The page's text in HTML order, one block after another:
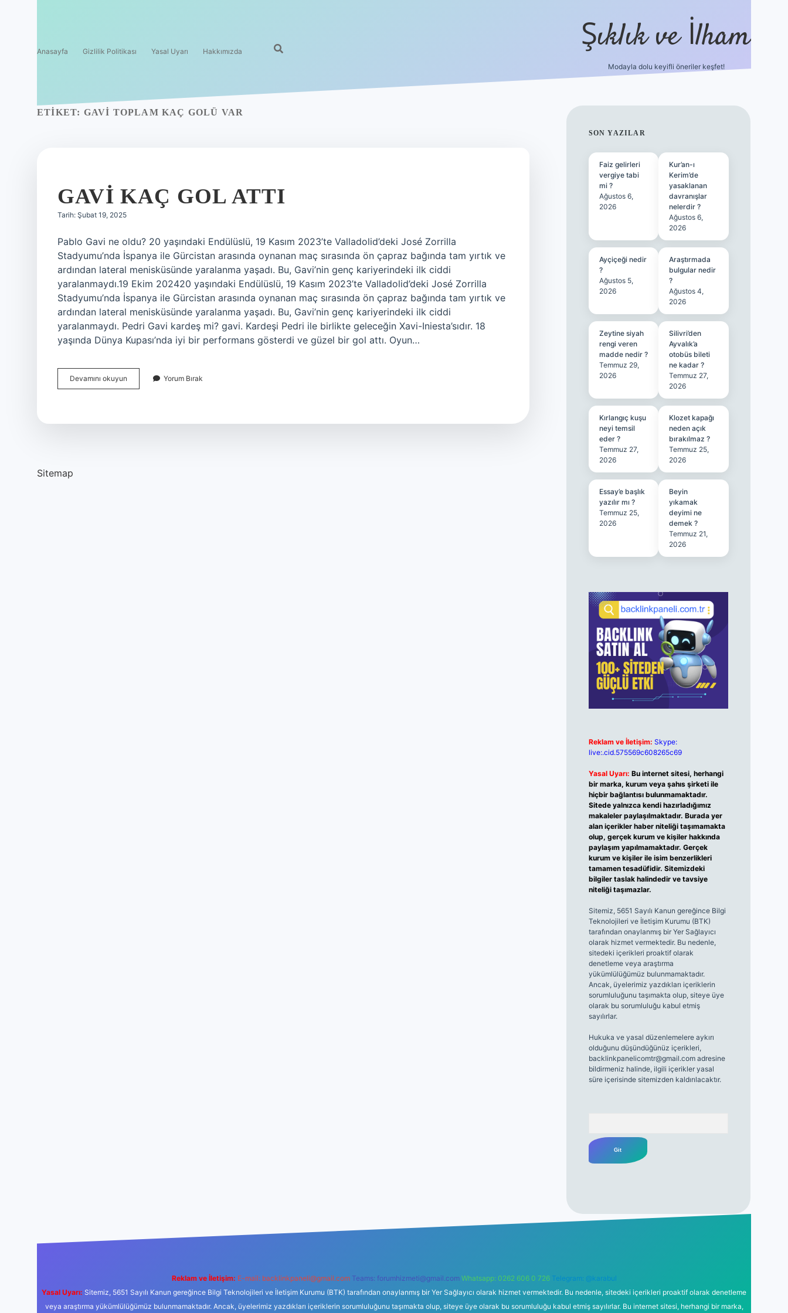
Anasayfa Gizlilik Politikası Yasal Uyarı Hakkımızda Şıklık ve İlham
Modayla dolu keyifli öneriler keşfet!
ETIKET: GAVI TOPLAM KAÇ GOLÜ VAR
GAVI KAÇ GOL ATTI
Tarih: Şubat 19, 2025
Pablo Gavi ne oldu? 20 yaşındaki Endülüslü, 19 Kasım 2023’te Valladolid’deki José Zorrilla
Stadyumu’nda İspanya ile Gürcistan arasında oynanan maç sırasında ön çapraz bağında tam yırtık ve
ardından lateral menisküsünde yaralanma yaşadı. Bu, Gavi’nin genç kariyerindeki ilk ciddi
yaralanmaydı.19 Ekim 202420 yaşındaki Endülüslü, 19 Kasım 2023’te Valladolid’deki José Zorrilla
Stadyumu’nda İspanya ile Gürcistan arasında oynanan maç sırasında ön çapraz bağında tam yırtık ve
ardından lateral menisküsünde yaralanma yaşadı. Bu, Gavi’nin genç kariyerindeki ilk ciddi
yaralanmaydı. Pedri Gavi kardeş mi? gavi. Kardeşi Pedri ile birlikte geleceğin Xavi-Iniesta’sıdır. 18
yaşında Dünya Kupası’nda iyi bir performans gösterdi ve güzel bir gol attı. Oyun…
Devamını okuyun
Kaç
Yorum Bırak
Sitemap
SIDEBAR
SON YAZILAR
Faiz gelirleri
vergiye tabi
mi ?
Ağustos 6,
2026
Kur’an-ı
Kerim’de
yasaklanan
davranışlar
nelerdir ?
Ağustos 6,
2026
Ayçiçeği nedir
?
Ağustos 5,
2026
Araştırmada
bulgular nedir
?
Ağustos 4,
2026
Zeytine siyah
rengi veren
madde nedir ?
Temmuz 29,
2026
Silivri’den
Ayvalık’a
otobüs bileti
ne kadar ?
Temmuz 27,
2026
Kırlangıç kuşu
neyi temsil
eder ?
Temmuz 27,
2026
Klozet kapağı
neden açık
bırakılmaz ?
Temmuz 25,
2026
Essay’e başlık
yazılır mı ?
Temmuz 25,
2026
Beyin
yıkamak
deyimi ne
demek ?
Temmuz 21,
2026
Reklam ve İletişim: Skype:
live:.cid.575569c608265c69
Yasal Uyarı: Bu internet sitesi, herhangi
bir marka, kurum veya şahıs şirketi ile
hiçbir bağlantısı bulunmamaktadır.
Sitede yalnızca kendi hazırladığımız
makaleler paylaşılmaktadır. Burada yer
alan içerikler haber niteliği taşımamakta
olup, gerçek kurum ve kişiler hakkında
paylaşım yapılmamaktadır. Gerçek
kurum ve kişiler ile isim benzerlikleri
tamamen tesadüfidir. Sitemizdeki
bilgiler taslak halindedir ve tavsiye
niteliği taşımazlar.
Sitemiz, 5651 Sayılı Kanun gereğince Bilgi
Teknolojileri ve İletişim Kurumu (BTK)
tarafından onaylanmış bir Yer Sağlayıcı
olarak hizmet vermektedir. Bu nedenle,
sitedeki içerikleri proaktif olarak
denetleme veya araştırma
yükümlülüğümüz bulunmamaktadır.
Ancak, üyelerimiz yazdıkları içeriklerin
sorumluluğunu taşımakta olup, siteye üye
olarak bu sorumluluğu kabul etmiş
sayılırlar.
Hukuka ve yasal düzenlemelere aykırı
olduğunu düşündüğünüz içerikleri,
backlinkpanelicomtr@gmail.comadresine
bildirmeniz halinde, ilgili içerikler yasal
süre içerisinde sitemizden kaldırılacaktır.
betexper yeni
Reklam ve İletişim: E-mail: backlinkpaneli@gmail.com Teams: forumhizmeti@gmail.com Whatsapp: 0262 606 0 726 Telegram: @karabul
Yasal Uyarı: Sitemiz, 5651 Sayılı Kanun gereğince Bilgi Teknolojileri ve İletişim Kurumu (BTK) tarafından onaylanmış bir Yer Sağlayıcı olarak hizmet vermektedir. Bu nedenle, sitedeki içerikleri proaktif olarak denetleme
veya araştırma yükümlülüğümüz bulunmamaktadır. Ancak, üyelerimiz yazdıkları içeriklerin sorumluluğunu taşımakta olup, siteye üye olarak bu sorumluluğu kabul etmiş sayılırlar. Bu internet sitesi, herhangi bir marka,